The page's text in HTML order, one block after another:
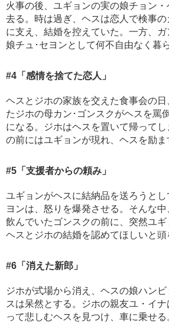
火事の後、ユギョンの実の娘チョン
去る。時は過ぎ、ヘスは恋人で検事
に支え、結婚を控えていた。一方、
娘チュ･セヨンとして何不自由なく暮
#4 「感情を捨てた恋人」
ヘスとジホの家族を交えた食事会の
たジホの母カン･ゴンスクがヘスを罵
になる。ジホはヘスを置いて帰って
の前にはユギョンが現れ、ヘスを励ま
#5 「支援者からの頼み」
ユギョンがヘスに結納品を送ろうと
ヨンは、怒りを爆発させる。そんな
飲んでいたゴンスクの前に、突然ユギ
ヘスとジホの結婚を認めてほしいと頭
#6 「消えた新郎」
ジホが式場から消え、ヘスの娘ハン
スは呆然とする。ジホの親友ユ・イ
って悲しむヘスを見つけ、車に乗せ